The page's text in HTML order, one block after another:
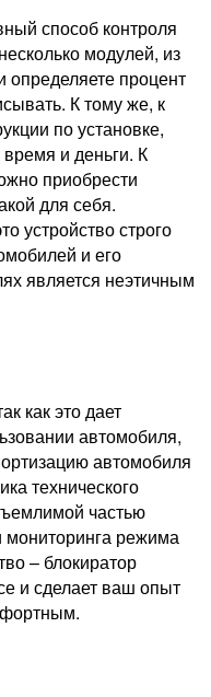
способ контроля
модулей, из
процент
К тому же, к
по установке,
и деньги. К
приобрести
для себя.
устройство строго
и его
является неэтичным
как это дает
автомобиля,
автомобиля
технического
частью
мониторинга режима
– блокиратор
и сделает ваш опыт